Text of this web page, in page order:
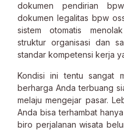
dokumen pendirian
dokumen legalitas bpw
sistem otomatis
struktur organisasi dan
standar kompetensi kerja
Kondisi ini tentu sangat
berharga Anda terbuang
melaju mengejar pasar.
Anda bisa terhambat
biro perjalanan wisata